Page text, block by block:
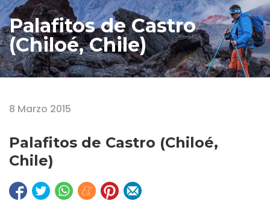
Palafitos de Castro
(Chiloé, Chile)
8 Marzo 2015
Palafitos de Castro (Chiloé,
Chile)